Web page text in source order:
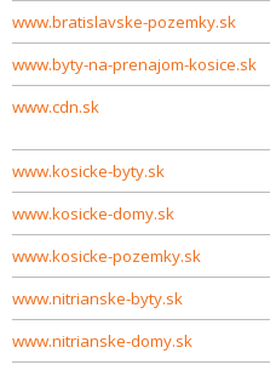
www.bratislavske-pozemky.sk
www.byty-na-prenajom-kosice.sk
www.cdn.sk
www.kosicke-byty.sk
www.kosicke-domy.sk
www.kosicke-pozemky.sk
www.nitrianske-byty.sk
www.nitrianske-domy.sk